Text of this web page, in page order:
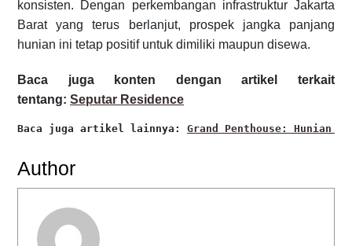
konsisten. Dengan perkembangan infrastruktur Jakarta
Barat yang terus berlanjut, prospek jangka panjang
hunian ini tetap positif untuk dimiliki maupun disewa.
Baca juga konten dengan artikel terkait
tentang: Seputar Residence
Baca juga artikel lainnya: Grand Penthouse: Hunian
Author